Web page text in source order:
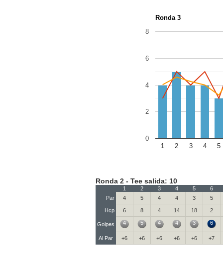
Ronda 3
1 2 3 4 5
0
2
4
6
8
Ronda 2 - Tee salida: 10
1 2 3 4 5
6
Par
4 5 4 4 3 5
Hcp 6 8 4 14 18 2
Golpes 4 5 4 4 3 6
Al Par +6 +6 +6 +6 +6 +7